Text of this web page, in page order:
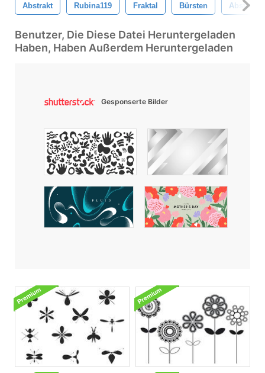
Abstrakt Rubina119 Fraktal Bürsten
Benutzer, Die Diese Datei Heruntergeladen
Haben, Haben Außerdem Heruntergeladen
Gesponserte Bilder